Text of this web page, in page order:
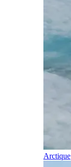
Arctique